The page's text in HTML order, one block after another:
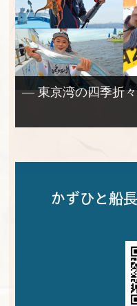
— 東京湾の四季折
かずひと船